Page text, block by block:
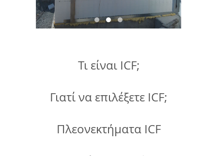
Τι είναι ICF;
Γιατί να επιλέξετε ICF;
Πλεονεκτήματα ICF